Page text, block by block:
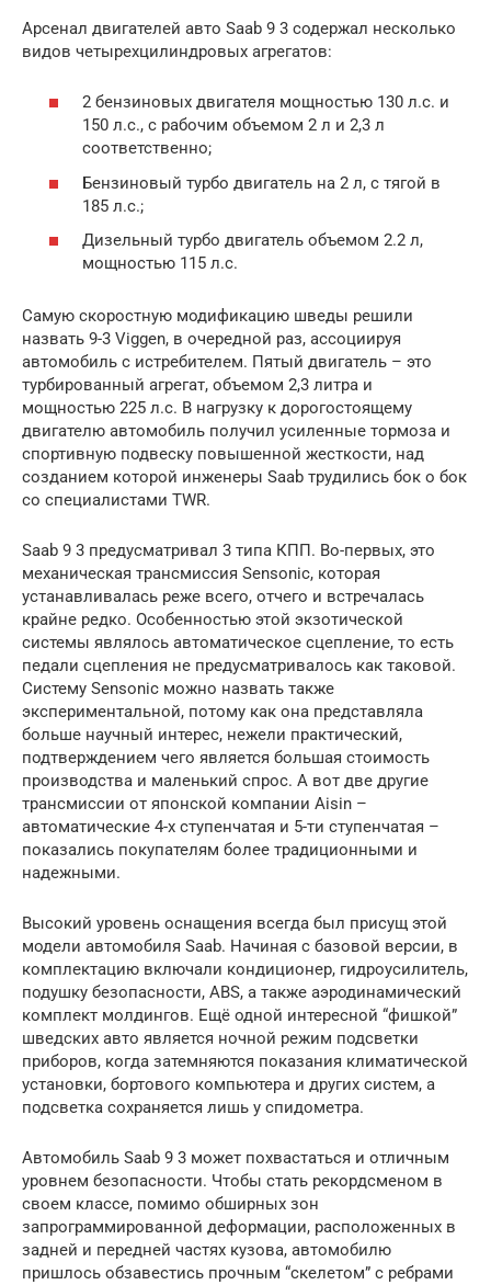
Арсенал двигателей авто Saab 9 3 содержал несколько
видов четырехцилиндровых агрегатов:
2 бензиновых двигателя мощностью 130 л.с. и
150 л.с., с рабочим объемом 2 л и 2,3 л
соответственно;
Бензиновый турбо двигатель на 2 л, с тягой в
185 л.с.;
Дизельный турбо двигатель объемом 2.2 л,
мощностью 115 л.с.
Самую скоростную модификацию шведы решили
назвать 9-3 Viggen, в очередной раз, ассоциируя
автомобиль с истребителем. Пятый двигатель – это
турбированный агрегат, объемом 2,3 литра и
мощностью 225 л.с. В нагрузку к дорогостоящему
двигателю автомобиль получил усиленные тормоза и
спортивную подвеску повышенной жесткости, над
созданием которой инженеры Saab трудились бок о бок
со специалистами TWR.
Saab 9 3 предусматривал 3 типа КПП. Во-первых, это
механическая трансмиссия Sensonic, которая
устанавливалась реже всего, отчего и встречалась
крайне редко. Особенностью этой экзотической
системы являлось автоматическое сцепление, то есть
педали сцепления не предусматривалось как таковой.
Систему Sensonic можно назвать также
экспериментальной, потому как она представляла
больше научный интерес, нежели практический,
подтверждением чего является большая стоимость
производства и маленький спрос. А вот две другие
трансмиссии от японской компании Aisin –
автоматические 4-х ступенчатая и 5-ти ступенчатая –
показались покупателям более традиционными и
надежными.
Высокий уровень оснащения всегда был присущ этой
модели автомобиля Saab. Начиная с базовой версии, в
комплектацию включали кондиционер, гидроусилитель,
подушку безопасности, ABS, а также аэродинамический
комплект молдингов. Ещё одной интересной “фишкой”
шведских авто является ночной режим подсветки
приборов, когда затемняются показания климатической
установки, бортового компьютера и других систем, а
подсветка сохраняется лишь у спидометра.
Автомобиль Saab 9 3 может похвастаться и отличным
уровнем безопасности. Чтобы стать рекордсменом в
своем классе, помимо обширных зон
запрограммированной деформации, расположенных в
задней и передней частях кузова, автомобилю
пришлось обзавестись прочным “скелетом” с ребрами